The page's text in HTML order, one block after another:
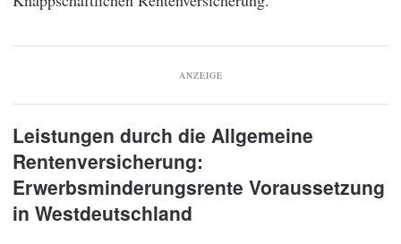
ANZEIGE
Leistungen durch die Allgemeine
Rentenversicherung:
Erwerbsminderungsrente Voraussetzung
in Westdeutschland